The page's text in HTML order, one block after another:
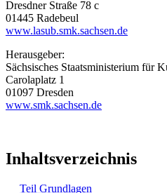
Dresdner Straße 78 c
01445 Radebeul
www.lasub.smk.sachsen.de
Herausgeber:
Sächsisches Staatsministerium für
Carolaplatz 1
01097 Dresden
www.smk.sachsen.de
Inhaltsverzeichnis
Teil Grundlagen